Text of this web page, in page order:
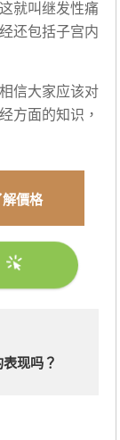
就叫继发性痛
还包括子宫内
信大家应该对
方面的知识，
解價格
现吗？